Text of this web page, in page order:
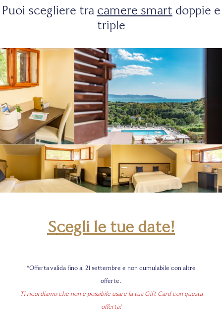
Puoi scegliere tra camere smart doppie e
triple
Scegli le tue date!
*Offerta valida fino al 21 settembre e non cumulabile con altre
offerte.
Ti ricordiamo che non è possibile usare la tua Gift Card con questa
offerta!